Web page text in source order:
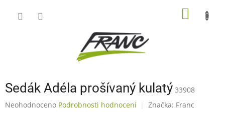
Sedák Adéla prošívaný kulatý 33908
Průměrné
Neohodnoceno Podrobnosti hodnocení Značka: Franc